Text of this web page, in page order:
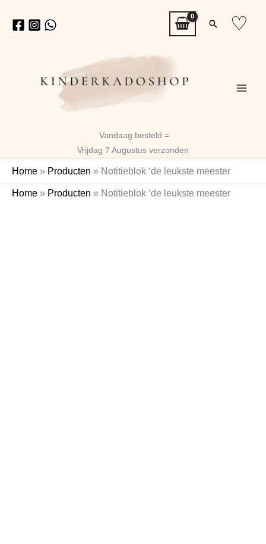
naar
Zoeken
♡
Vandaag besteld =
Vrijdag 7 Augustus verzonden
Home » Producten » Notitieblok ‘de leukste meester
Home » Producten » Notitieblok ‘de leukste meester
Notitieblok